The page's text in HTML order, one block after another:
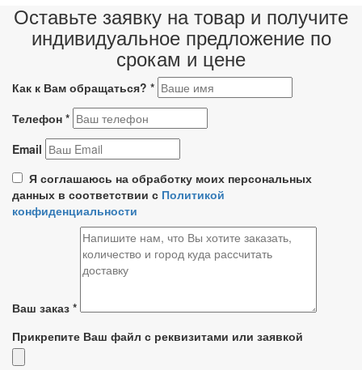
Оставьте заявку на товар и получите
индивидуальное предложение по
срокам и цене
Как к Вам обращаться? *
Телефон *
Email
Я соглашаюсь на обработку моих персональных
данных в соответствии с Политикой
конфиденциальности
Ваш заказ *
Прикрепите Ваш файл с реквизитами или заявкой